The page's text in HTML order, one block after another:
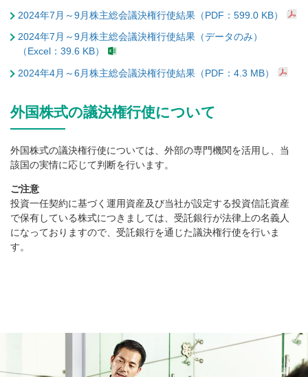
2024年7月～9月株主総会議決権行使結果（PDF：599.0 KB）
2024年7月～9月株主総会議決権行使結果（データのみ）
（Excel：39.6 KB）
2024年4月～6月株主総会議決権行使結果（PDF：4.3 MB）
外国株式の議決権行使について
外国株式の議決権行使については、外部の専門機関を活用し、当
該国の実情に応じて判断を行います。
ご注意
投資一任契約に基づく運用資産及び当社が設定する投資信託資産
で保有している株式につきましては、受託銀行が法律上の名義人
になっておりますので、受託銀行を通じた議決権行使を行いま
す。